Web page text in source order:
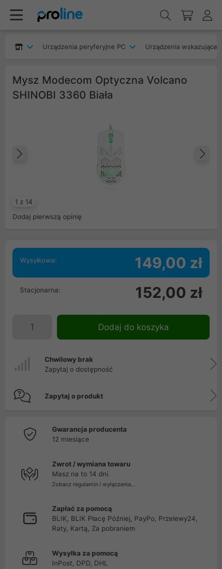
Urządzenia peryferyjne PC Urządzenia wskazujące
Mysz Modecom Optyczna Volcano
SHINOBI 3360 Biała
1 z 14
Dodaj pierwszą opinię
Wysyłkowa: 149,00 zł
Stacjonarna: 152,00 zł
Dodaj do koszyka
Chwilowy brak
Zapytaj o dostępność
Zapytaj o produkt
Gwarancja producenta
12 miesiące
Zwrot / wymiana towaru
Masz na to 14 dni.
Zobacz regulamin i wyłączenia...
Zapłać za pomocą
BLIK, BLIK Płacę Później, PayPo, Przelewy24,
Raty, Kartą, Za pobraniem
Wysyłka za pomocą
InPost, DPD, DHL